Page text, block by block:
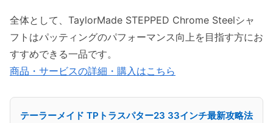
全体として、TaylorMade STEPPED Chrome Steelシャ
フトはパッティングのパフォーマンス向上を目指す方にお
すすめできる一品です。
商品・サービスの詳細・購入はこちら
テーラーメイド TPトラスパター23 33インチ最新攻略法